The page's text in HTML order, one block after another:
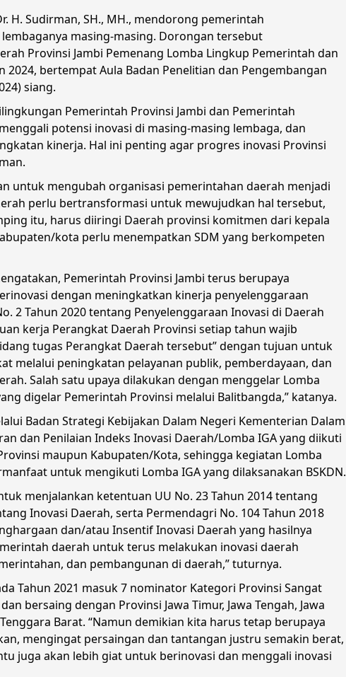
H. Sudirman, SH., MH., mendorong pemerintah
masing-masing. Dorongan tersebut
Provinsi Jambi Pemenang Lomba Lingkup Pemerintah dan
2024, bertempat Aula Badan Penelitian dan Pengembangan
siang.
Pemerintah Provinsi Jambi dan Pemerintah
potensi inovasi di masing-masing lembaga, dan
kinerja. Hal ini penting agar progres inovasi Provinsi
untuk mengubah organisasi pemerintahan daerah menjadi
perlu bertransformasi untuk mewujudkan hal tersebut,
itu, harus diiringi Daerah provinsi komitmen dari kepala
kota perlu menempatkan SDM yang berkompeten
Pemerintah Provinsi Jambi terus berupaya
dengan meningkatkan kinerja penyelenggaraan
2 Tahun 2020 tentang Penyelenggaraan Inovasi di Daerah
kerja Perangkat Daerah Provinsi setiap tahun wajib
tugas Perangkat Daerah tersebut” dengan tujuan untuk
melalui peningkatan pelayanan publik, pemberdayaan, dan
Salah satu upaya dilakukan dengan menggelar Lomba
digelar Pemerintah Provinsi melalui Balitbangda,” katanya.
Badan Strategi Kebijakan Dalam Negeri Kementerian Dalam
dan Penilaian Indeks Inovasi Daerah/Lomba IGA yang diikuti
maupun Kabupaten/Kota, sehingga kegiatan Lomba
untuk mengikuti Lomba IGA yang dilaksanakan BSKDN.
menjalankan ketentuan UU No. 23 Tahun 2014 tentang
Inovasi Daerah, serta Permendagri No. 104 Tahun 2018
dan/atau Insentif Inovasi Daerah yang hasilnya
daerah untuk terus melakukan inovasi daerah
dan pembangunan di daerah,” tuturnya.
Tahun 2021 masuk 7 nominator Kategori Provinsi Sangat
bersaing dengan Provinsi Jawa Timur, Jawa Tengah, Jawa
Barat. “Namun demikian kita harus tetap berupaya
mengingat persaingan dan tantangan justru semakin berat,
juga akan lebih giat untuk berinovasi dan menggali inovasi